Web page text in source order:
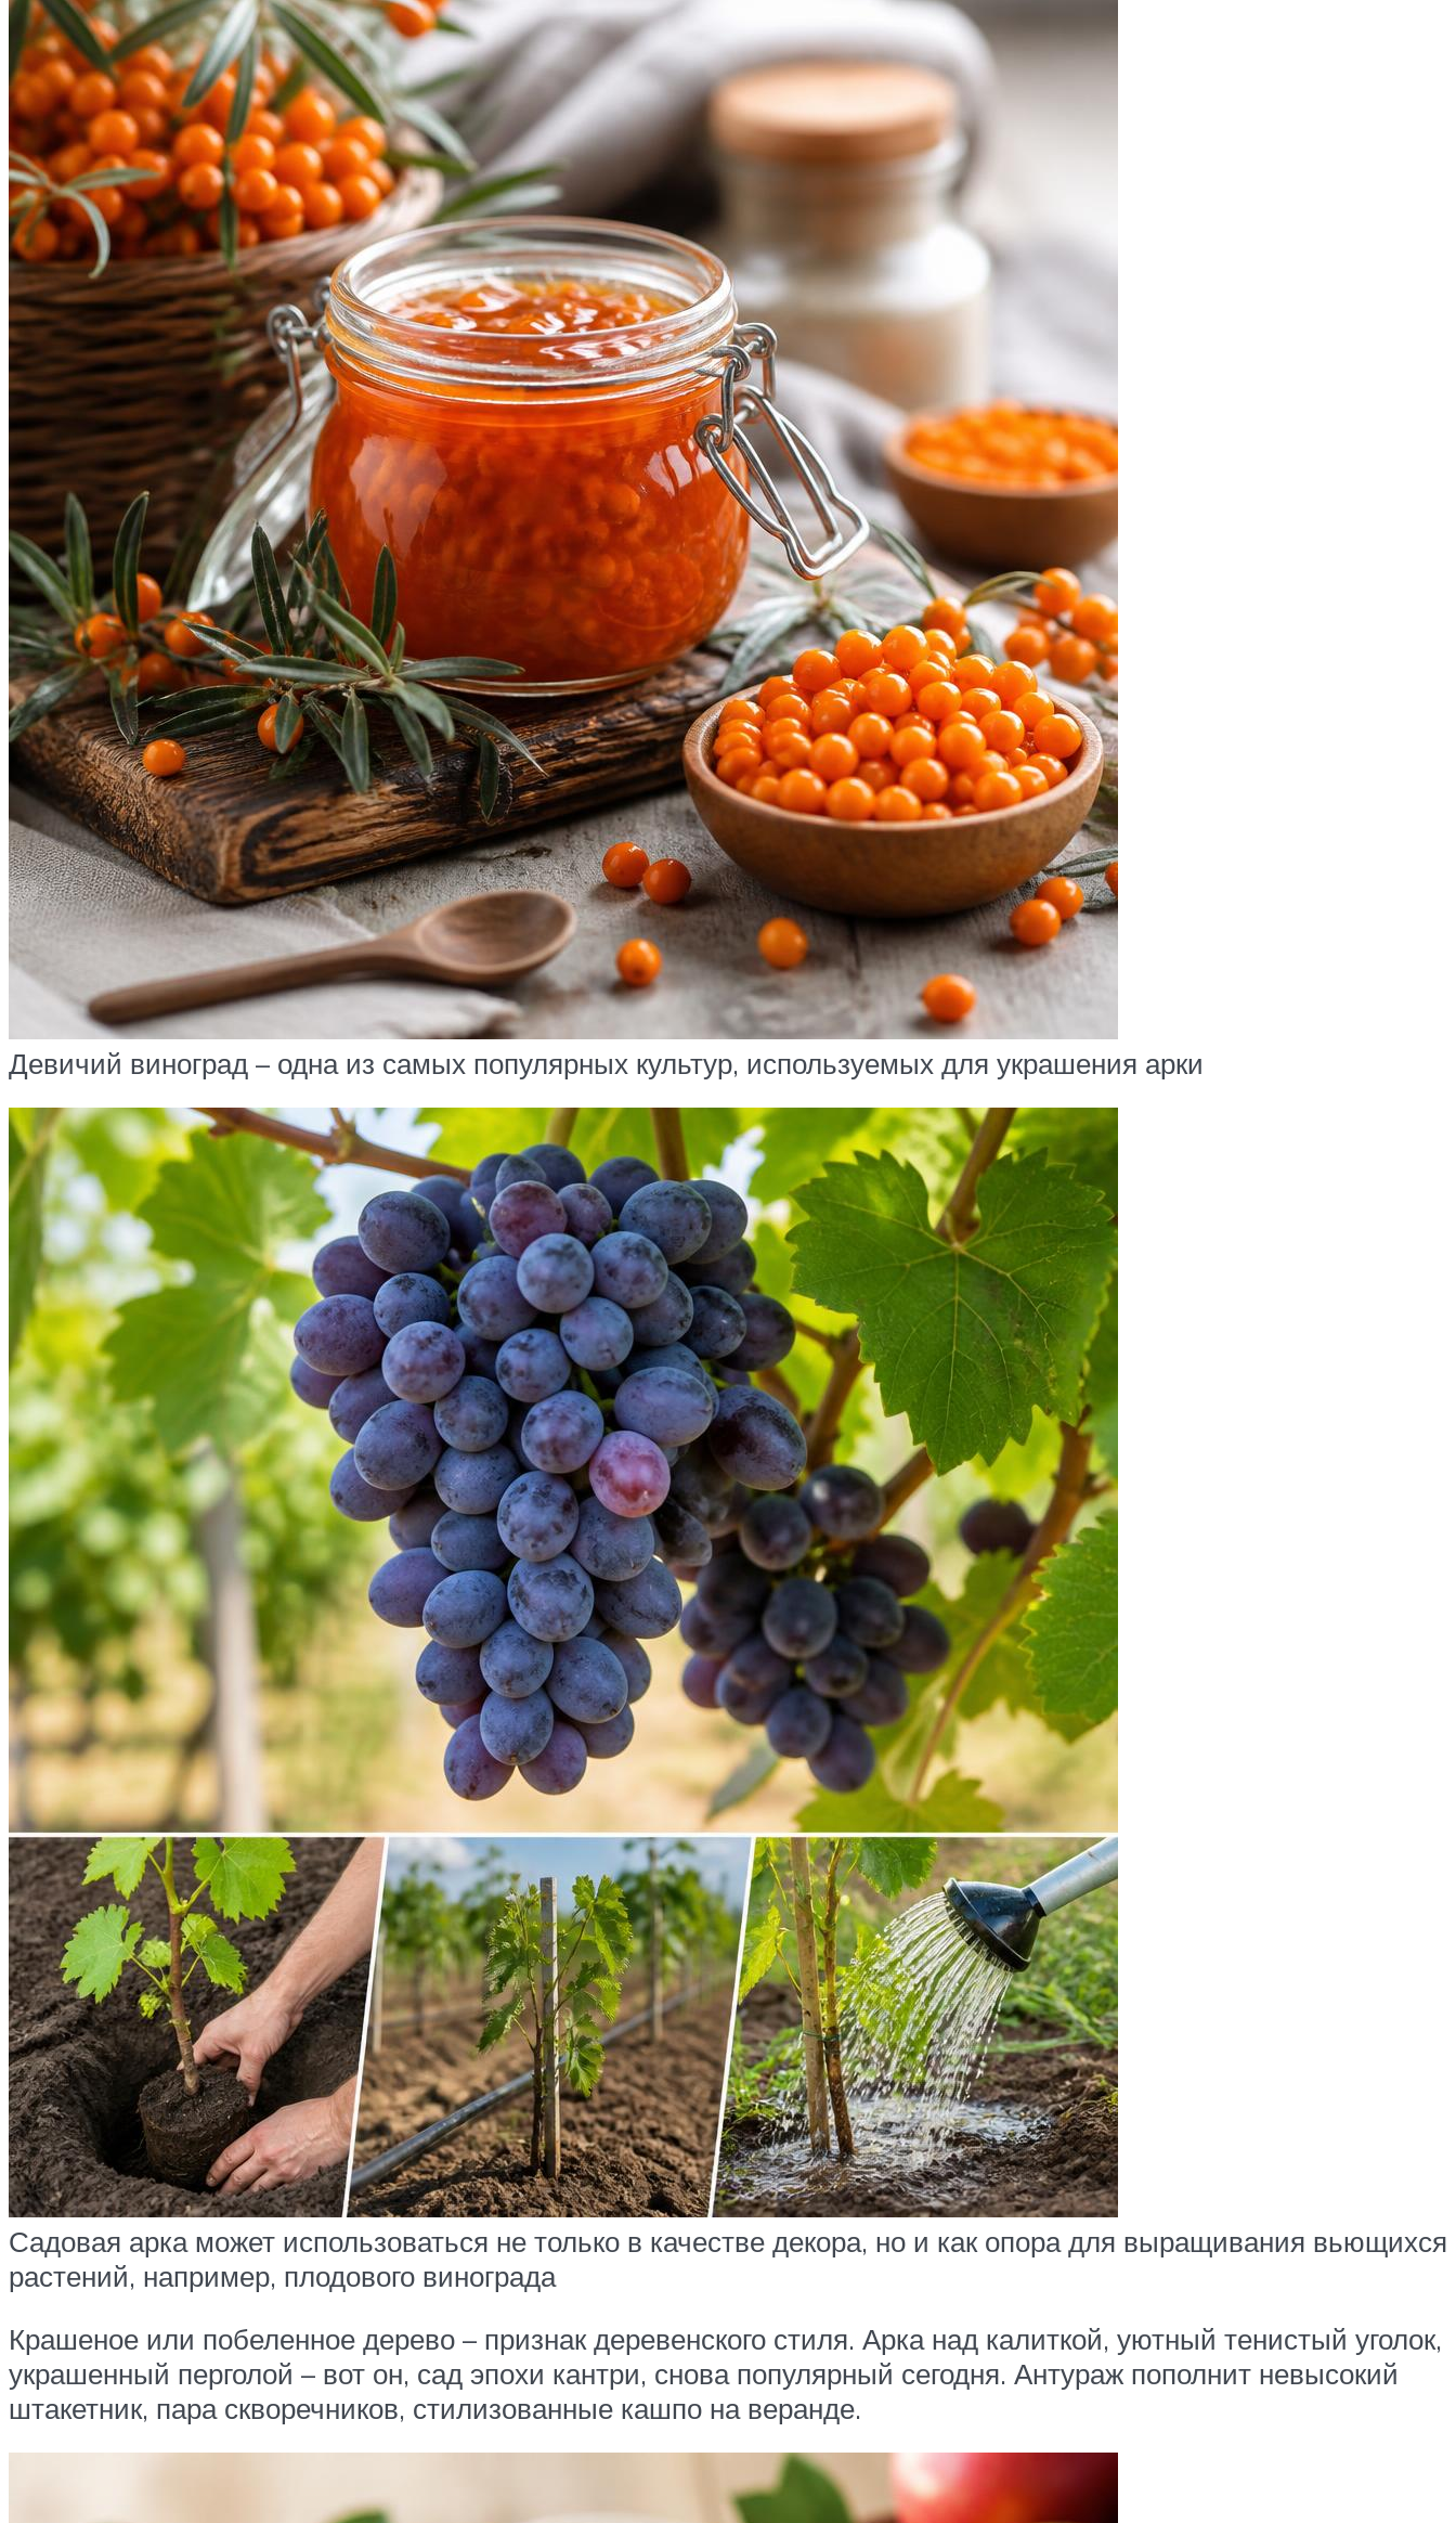
Девичий виноград – одна из самых популярных культур, используемых для украшения арки
Садовая арка может использоваться не только в качестве декора, но и как опора для выращивания вьющихся
растений, например, плодового винограда
Крашеное или побеленное дерево – признак деревенского стиля. Арка над калиткой, уютный тенистый уголок,
украшенный перголой – вот он, сад эпохи кантри, снова популярный сегодня. Антураж пополнит невысокий
штакетник, пара скворечников, стилизованные кашпо на веранде.